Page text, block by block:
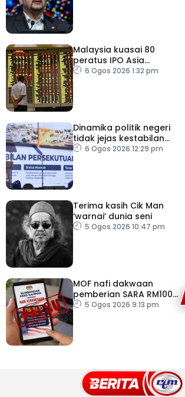
Malaysia kuasai 80
peratus IPO Asia
Tenggara, kumpul AS$1.4
6 Ogos 2026 1:32 pm
Dinamika politik negeri
tidak jejas kestabilan
Kerajaan Perpaduan
6 Ogos 2026 12:29 pm
Terima kasih Cik Man
‘warnai’ dunia seni
5 Ogos 2026 10:47 pm
MOF nafi dakwaan
pemberian SARA RM100
sempena Hari
5 Ogos 2026 9:13 pm